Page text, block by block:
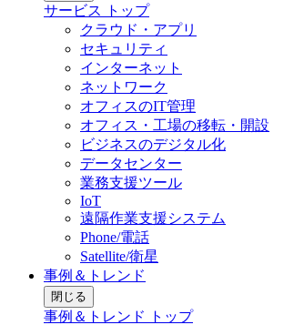
サービス トップ
クラウド・アプリ
セキュリティ
インターネット
ネットワーク
オフィスのIT管理
オフィス・工場の移転・開設
ビジネスのデジタル化
データセンター
業務支援ツール
IoT
遠隔作業支援システム
Phone/電話
Satellite/衛星
事例＆トレンド
閉じる
事例＆トレンド トップ